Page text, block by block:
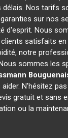
délais. Nos tarifs
sur nos
d'esprit. Nous
satisfaits en
notre
sommes les
N'hésitez
gratuit et sans
ou la